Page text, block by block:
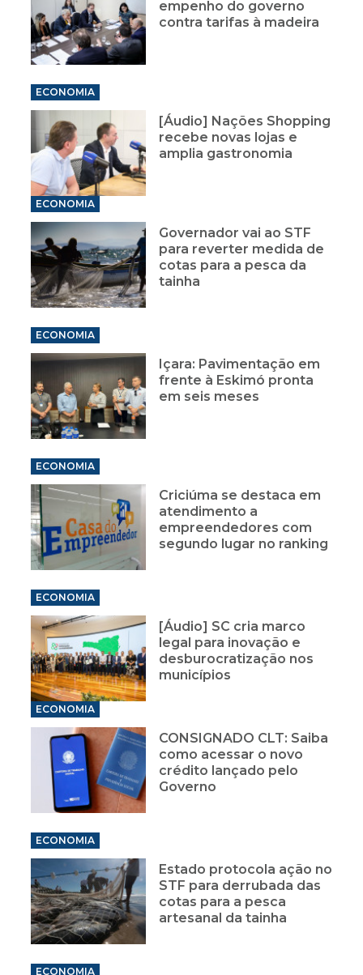
empenho do governo
contra tarifas à madeira
ECONOMIA
[Áudio] Nações Shopping
recebe novas lojas e
amplia gastronomia
ECONOMIA
Governador vai ao STF
para reverter medida de
cotas para a pesca da
tainha
ECONOMIA
Içara: Pavimentação em
frente à Eskimó pronta
em seis meses
ECONOMIA
Criciúma se destaca em
atendimento a
empreendedores com
segundo lugar no ranking
ECONOMIA
[Áudio] SC cria marco
legal para inovação e
desburocratização nos
municípios
ECONOMIA
CONSIGNADO CLT: Saiba
como acessar o novo
crédito lançado pelo
Governo
ECONOMIA
Estado protocola ação no
STF para derrubada das
cotas para a pesca
artesanal da tainha
ECONOMIA